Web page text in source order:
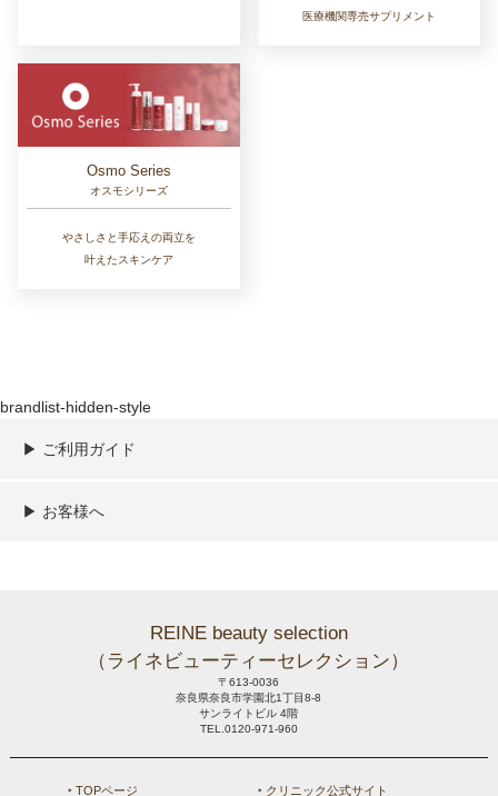
医療機関専売サプリメント
Osmo Series
オスモシリーズ
やさしさと手応えの両立を
叶えたスキンケア
brandlist-hidden-style
▶︎ ご利用ガイド
ご利用ガイド
決済／配送／送料について
取り扱い商品一覧
顧客情報の取扱について
特定商取引法の表記
▶︎ お客様へ
REINE beauty selection
（ライネビューティーセレクション）
〒613-0036
奈良県奈良市学園北1丁目8-8
サンライトビル 4階
TEL.0120-971-960
‣ TOPページ ‣ クリニック公式サイト